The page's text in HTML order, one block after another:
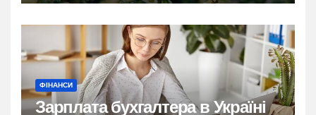
ФІНАНСИ
Зарплата бухгалтера в Україні